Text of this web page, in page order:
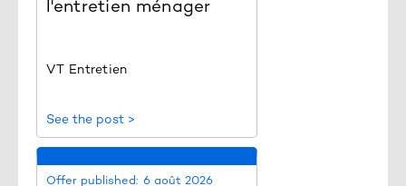
l'entretien ménager
VT Entretien
See the post >
Offer published: 6 août 2026